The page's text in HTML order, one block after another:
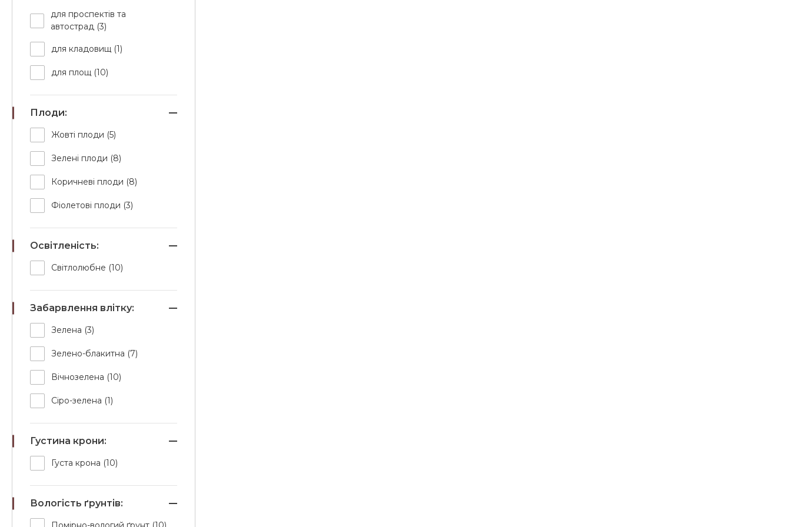
для проспектів та
автострад (3)
для кладовищ (1)
для площ (10)
Плоди:
Жовті плоди (5)
Зелені плоди (8)
Коричневі плоди (8)
Фіолетові плоди (3)
Освітленість:
Світлолюбне (10)
Забарвлення влітку:
Зелена (3)
Зелено-блакитна (7)
Вічнозелена (10)
Сіро-зелена (1)
Густина крони:
Густа крона (10)
Вологість ґрунтів: